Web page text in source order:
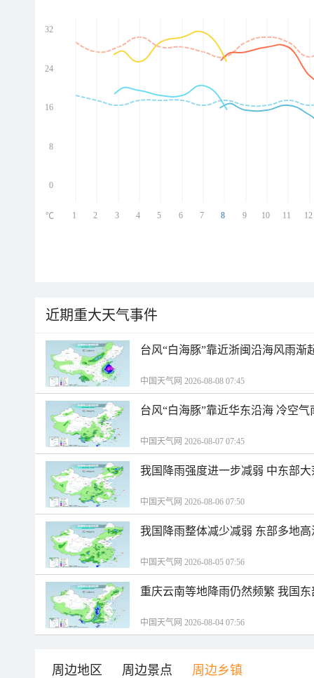
32
24
16
8
0
1 2 3 4 5 6 7 8 9 10 11 12
℃
近期重大天气事件
台风“白海豚”靠近浙闽沿海风雨渐
中国天气网 2026-08-08 07:45
台风“白海豚”靠近华东沿海 冷空
中国天气网 2026-08-07 07:45
我国降雨强度进一步减弱 中东部
中国天气网 2026-08-06 07:50
我国降雨整体减少减弱 东部多地
中国天气网 2026-08-05 07:56
重庆云南等地降雨仍然频繁 我国
中国天气网 2026-08-04 07:56
周边地区 周边景点 周边乡镇